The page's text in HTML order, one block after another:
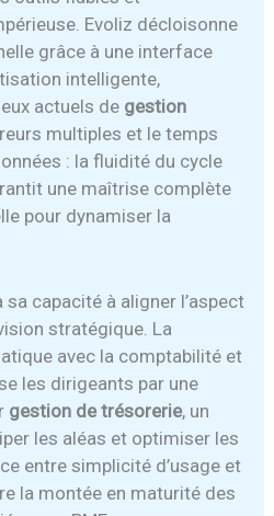
Evoliz décloisonne
grâce à une interface
intelligente,
actuels de gestion
multiples et le temps
: la fluidité du cycle
une maîtrise complète
pour dynamiser la
capacité à aligner l’aspect
stratégique. La
avec la comptabilité et
les dirigeants par une
gestion de trésorerie, un
les aléas et optimiser les
entre simplicité d’usage et
la montée en maturité des